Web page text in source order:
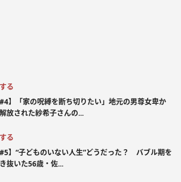
る
#4】「家の呪縛を断ち切りたい」地元の男尊女卑か
放された紗希子さんの...
る
#5】“子どものいない人生”どうだった？ バブル期を
抜いた56歳・佐...